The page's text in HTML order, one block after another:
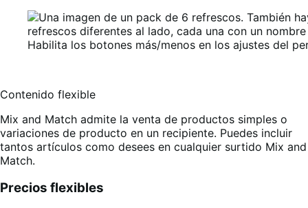
Habilita los botones más/menos en los ajustes del
Contenido flexible
Mix and Match admite la venta de productos simples o
variaciones de producto en un recipiente. Puedes incluir
tantos artículos como desees en cualquier surtido Mix and
Match.
Precios flexibles